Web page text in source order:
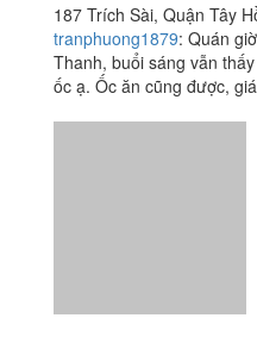
187 Trích Sài, Quận Tây
tranphuong1879: Quán
Thanh, buổi sáng vẫn
ốc ạ. Ốc ăn cũng được,